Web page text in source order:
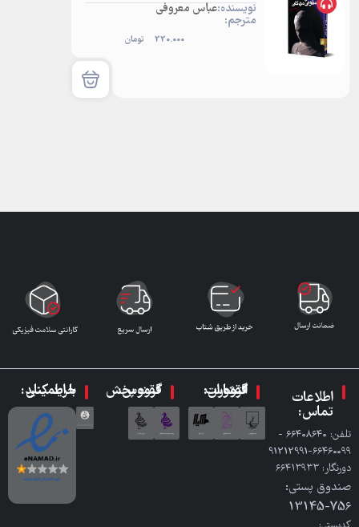
نویسنده:عباس معروفی
مترجم:
220.000 تومان
اطلاعات
تماس:
تلفن: ٦٦٤٠٨٦٤٠ -
٦٦٤٦٠٠٩٩-91212991
دورنگار: ٦٦٤١٣٩٣٣
صندوق پستی:
756-13145
گروه انتشارات ققنوس: گروه پخش ققنوس: با اطمینان خرید کنید: